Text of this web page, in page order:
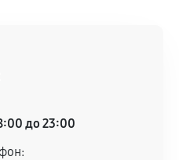
до 23:00